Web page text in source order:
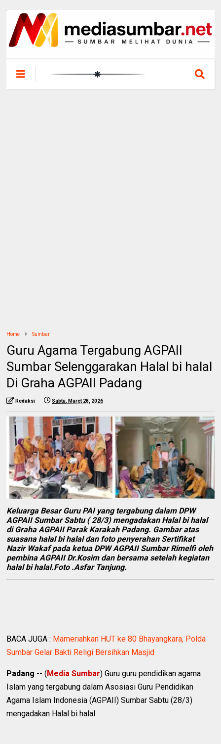
Home Sumbar
Guru Agama Tergabung AGPAII
Sumbar Selenggarakan Halal bi halal
Di Graha AGPAII Padang
Redaksi Sabtu, Maret 28, 2026
Keluarga Besar Guru PAI yang tergabung dalam DPW
AGPAII Sumbar Sabtu ( 28/3) mengadakan Halal bi halal
di Graha AGPAII Parak Karakah Padang. Gambar atas
suasana halal bi halal dan foto penyerahan Sertifikat
Nazir Wakaf pada ketua DPW AGPAII Sumbar Rimelfi oleh
pembina AGPAII Dr.Kosim dan bersama setelah kegiatan
halal bi halal.Foto .Asfar Tanjung.
BACA JUGA : Mameriahkan HUT ke 80 Bhayangkara, Polda
Sumbar Gelar Bakti Religi Bersihkan Masjid
Padang -- (Media Sumbar) Guru guru pendidikan agama
Islam yang tergabung dalam Asosiasi Guru Pendidikan
Agama Islam Indonesia (AGPAII) Sumbar Sabtu (28/3)
mengadakan Halal bi halal .